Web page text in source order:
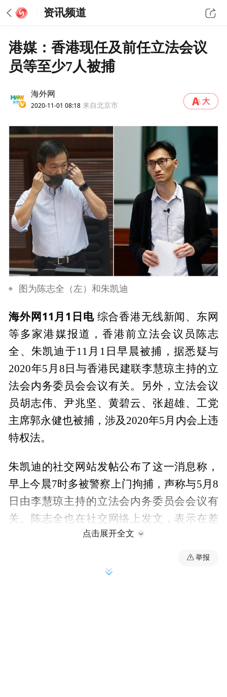
资讯频道
港媒：香港现任及前任立法会议
员等至少7人被捕
海外网
2020-11-01 08:18 来自北京市
图为陈志全（左）和朱凯迪
海外网11月1日电 综合香港无线新闻、东网
等多家港媒报道，香港前立法会议员陈志
全、朱凯迪于11月1日早晨被捕，据悉疑与
2020年5月8日与香港民建联李慧琼主持的立
法会内务委员会会议有关。另外，立法会议
员胡志伟、尹兆坚、黄碧云、张超雄、工党
主席郭永健也被捕，涉及2020年5月内会上违
特权法。
朱凯迪的社交网站发帖公布了这一消息称，
早上今晨7时多被警察上门拘捕，声称与5月8
日由李慧琼主持的立法会内务委员会会议有
关。陈志全也在社交网络上发文，表示在差
不多同一时间被拘捕，被告3条罪，有关立法
点击展开全文
举报